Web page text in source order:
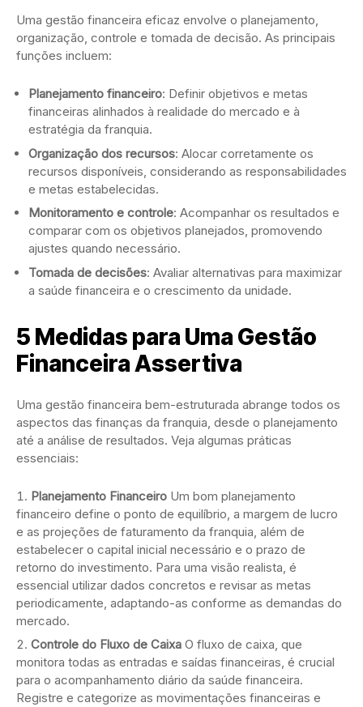
Uma gestão financeira eficaz envolve o planejamento,
organização, controle e tomada de decisão. As principais
funções incluem:
Planejamento financeiro: Definir objetivos e metas
financeiras alinhados à realidade do mercado e à
estratégia da franquia.
Organização dos recursos: Alocar corretamente os
recursos disponíveis, considerando as responsabilidades
e metas estabelecidas.
Monitoramento e controle: Acompanhar os resultados e
comparar com os objetivos planejados, promovendo
ajustes quando necessário.
Tomada de decisões: Avaliar alternativas para maximizar
a saúde financeira e o crescimento da unidade.
5 Medidas para Uma Gestão
Financeira Assertiva
Uma gestão financeira bem-estruturada abrange todos os
aspectos das finanças da franquia, desde o planejamento
até a análise de resultados. Veja algumas práticas
essenciais:
Planejamento Financeiro Um bom planejamento
financeiro define o ponto de equilíbrio, a margem de lucro
e as projeções de faturamento da franquia, além de
estabelecer o capital inicial necessário e o prazo de
retorno do investimento. Para uma visão realista, é
essencial utilizar dados concretos e revisar as metas
periodicamente, adaptando-as conforme as demandas do
mercado.
Controle do Fluxo de Caixa O fluxo de caixa, que
monitora todas as entradas e saídas financeiras, é crucial
para o acompanhamento diário da saúde financeira.
Registre e categorize as movimentações financeiras e